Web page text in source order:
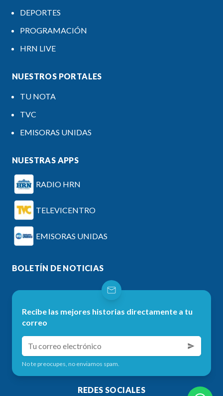
DEPORTES
PROGRAMACIÓN
HRN LIVE
NUESTROS PORTALES
TU NOTA
TVC
EMISORAS UNIDAS
NUESTRAS APPS
RADIO HRN
TELEVICENTRO
EMISORAS UNIDAS
BOLETÍN DE NOTICIAS
Recibe las mejores historias directamente a tu
correo
No te preocupes, no enviamos spam.
REDES SOCIALES